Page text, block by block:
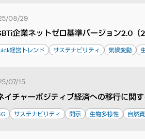
08/29
企業ネットゼロ基準バージョン2.0
経営トレンド サステナビリティ 気候変動
07/15
イチャーポジティブ経済への移行に関
サステナビリティ 開示 生物多様性 自然